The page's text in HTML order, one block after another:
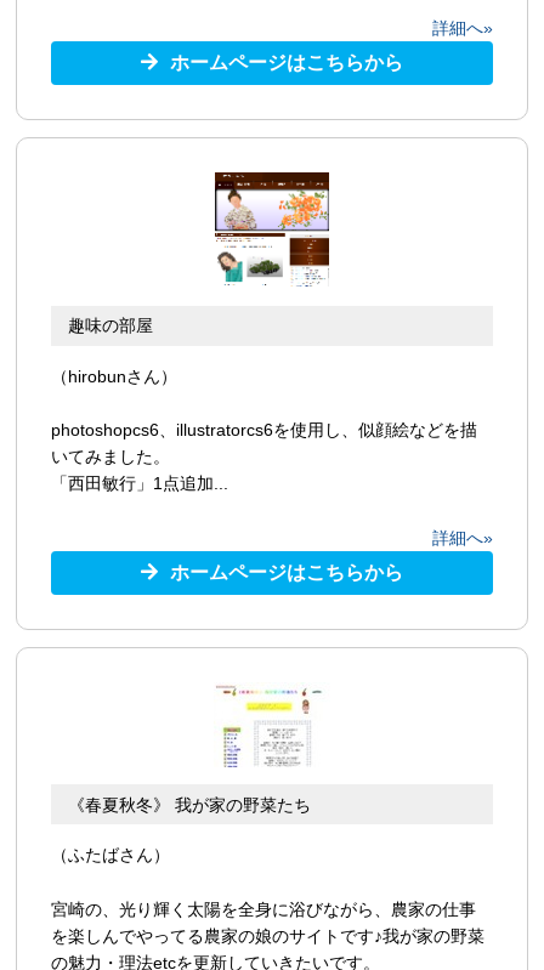
詳細へ»
ホームページはこちらから
趣味の部屋
（hirobunさん）
photoshopcs6、illustratorcs6を使用し、似顔絵などを描
いてみました。
「西田敏行」1点追加...
詳細へ»
ホームページはこちらから
《春夏秋冬》 我が家の野菜たち
（ふたばさん）
宮崎の、光り輝く太陽を全身に浴びながら、農家の仕事
を楽しんでやってる農家の娘のサイトです♪我が家の野菜
の魅力・理法etcを更新していきたいです。